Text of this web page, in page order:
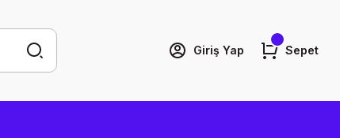
Giriş Yap Sepet